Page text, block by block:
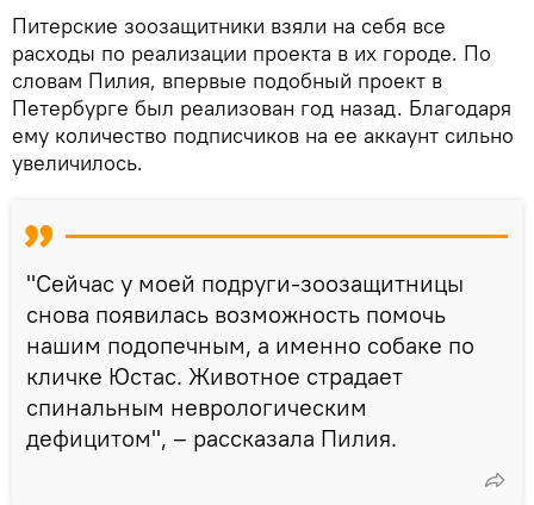
Питерские зоозащитники взяли на себя все
расходы по реализации проекта в их городе. По
словам Пилия, впервые подобный проект в
Петербурге был реализован год назад. Благодаря
ему количество подписчиков на ее аккаунт сильно
увеличилось.
"Сейчас у моей подруги-зоозащитницы
снова появилась возможность помочь
нашим подопечным, а именно собаке по
кличке Юстас. Животное страдает
спинальным неврологическим
дефицитом", – рассказала Пилия.